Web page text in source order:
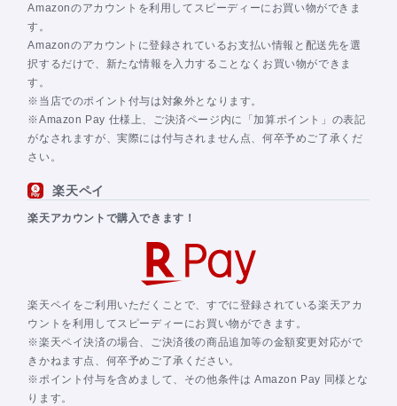
Amazonのアカウントを利用してスピーディーにお買い物ができま
す。
Amazonのアカウントに登録されているお支払い情報と配送先を選
択するだけで、新たな情報を入力することなくお買い物ができま
す。
※当店でのポイント付与は対象外となります。
※Amazon Pay 仕様上、ご決済ページ内に「加算ポイント」の表記
がなされますが、実際には付与されません点、何卒予めご了承くだ
さい。
楽天ペイ
楽天アカウントで購入できます！
楽天ペイをご利用いただくことで、すでに登録されている楽天アカ
ウントを利用してスピーディーにお買い物ができます。
※楽天ペイ決済の場合、ご決済後の商品追加等の金額変更対応がで
きかねます点、何卒予めご了承ください。
※ポイント付与を含めまして、その他条件は Amazon Pay 同様とな
ります。